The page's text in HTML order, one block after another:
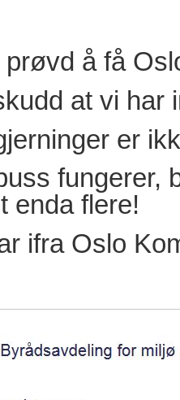
å få
at vi har
er
enda flere!
ifra Oslo